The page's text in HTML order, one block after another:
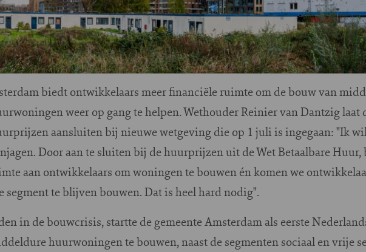
biedt ontwikkelaars meer financiële ruimte om de bouw van
weer op gang te helpen. Wethouder Reinier van Dantzig laat
aansluiten bij nieuwe wetgeving die op 1 juli is ingegaan: "Ik
Door aan te sluiten bij de huurprijzen uit de Wet Betaalbare Huur,
aan ontwikkelaars om woningen te bouwen én komen we
segment te blijven bouwen. Dat is heel hard nodig".
in de bouwcrisis, startte de gemeente Amsterdam als eerste
huurwoningen te bouwen, naast de segmenten sociaal en vrije